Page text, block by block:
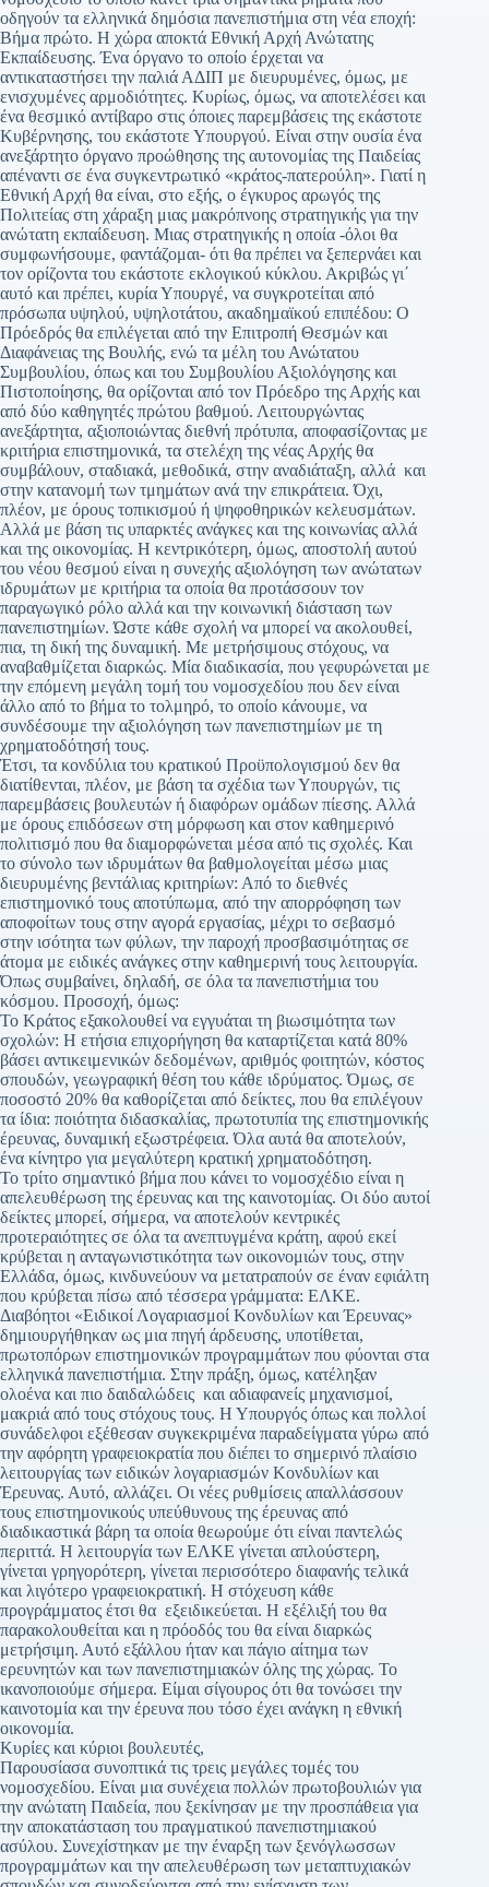
οδηγούν τα ελληνικά δημόσια πανεπιστήμια στη νέα εποχή:
Βήμα πρώτο. Η χώρα αποκτά Εθνική Αρχή Ανώτατης
Εκπαίδευσης. Ένα όργανο το οποίο έρχεται να
αντικαταστήσει την παλιά ΑΔΙΠ με διευρυμένες, όμως, με
ενισχυμένες αρμοδιότητες. Κυρίως, όμως, να αποτελέσει και
ένα θεσμικό αντίβαρο στις όποιες παρεμβάσεις της εκάστοτε
Κυβέρνησης, του εκάστοτε Υπουργού. Είναι στην ουσία ένα
ανεξάρτητο όργανο προώθησης της αυτονομίας της Παιδείας
απέναντι σε ένα συγκεντρωτικό «κράτος-πατερούλη». Γιατί η
Εθνική Αρχή θα είναι, στο εξής, ο έγκυρος αρωγός της
Πολιτείας στη χάραξη μιας μακρόπνοης στρατηγικής για την
ανώτατη εκπαίδευση. Μιας στρατηγικής η οποία -όλοι θα
συμφωνήσουμε, φαντάζομαι- ότι θα πρέπει να ξεπερνάει και
τον ορίζοντα του εκάστοτε εκλογικού κύκλου. Ακριβώς γι΄
αυτό και πρέπει, κυρία Υπουργέ, να συγκροτείται από
πρόσωπα υψηλού, υψηλοτάτου, ακαδημαϊκού επιπέδου: Ο
Πρόεδρός θα επιλέγεται από την Επιτροπή Θεσμών και
Διαφάνειας της Βουλής, ενώ τα μέλη του Ανώτατου
Συμβουλίου, όπως και του Συμβουλίου Αξιολόγησης και
Πιστοποίησης, θα ορίζονται από τον Πρόεδρο της Αρχής και
από δύο καθηγητές πρώτου βαθμού. Λειτουργώντας
ανεξάρτητα, αξιοποιώντας διεθνή πρότυπα, αποφασίζοντας με
κριτήρια επιστημονικά, τα στελέχη της νέας Αρχής θα
συμβάλουν, σταδιακά, μεθοδικά, στην αναδιάταξη, αλλά και
στην κατανομή των τμημάτων ανά την επικράτεια. Όχι,
πλέον, με όρους τοπικισμού ή ψηφοθηρικών κελευσμάτων.
Αλλά με βάση τις υπαρκτές ανάγκες και της κοινωνίας αλλά
και της οικονομίας. Η κεντρικότερη, όμως, αποστολή αυτού
του νέου θεσμού είναι η συνεχής αξιολόγηση των ανώτατων
ιδρυμάτων με κριτήρια τα οποία θα προτάσσουν τον
παραγωγικό ρόλο αλλά και την κοινωνική διάσταση των
πανεπιστημίων. Ώστε κάθε σχολή να μπορεί να ακολουθεί,
πια, τη δική της δυναμική. Με μετρήσιμους στόχους, να
αναβαθμίζεται διαρκώς. Μία διαδικασία, που γεφυρώνεται με
την επόμενη μεγάλη τομή του νομοσχεδίου που δεν είναι
άλλο από το βήμα το τολμηρό, το οποίο κάνουμε, να
συνδέσουμε την αξιολόγηση των πανεπιστημίων με τη
χρηματοδότησή τους.
Έτσι, τα κονδύλια του κρατικού Προϋπολογισμού δεν θα
διατίθενται, πλέον, με βάση τα σχέδια των Υπουργών, τις
παρεμβάσεις βουλευτών ή διαφόρων ομάδων πίεσης. Αλλά
με όρους επιδόσεων στη μόρφωση και στον καθημερινό
πολιτισμό που θα διαμορφώνεται μέσα από τις σχολές. Και
το σύνολο των ιδρυμάτων θα βαθμολογείται μέσω μιας
διευρυμένης βεντάλιας κριτηρίων: Από το διεθνές
επιστημονικό τους αποτύπωμα, από την απορρόφηση των
αποφοίτων τους στην αγορά εργασίας, μέχρι το σεβασμό
στην ισότητα των φύλων, την παροχή προσβασιμότητας σε
άτομα με ειδικές ανάγκες στην καθημερινή τους λειτουργία.
Όπως συμβαίνει, δηλαδή, σε όλα τα πανεπιστήμια του
κόσμου. Προσοχή, όμως:
Το Κράτος εξακολουθεί να εγγυάται τη βιωσιμότητα των
σχολών: H ετήσια επιχορήγηση θα καταρτίζεται κατά 80%
βάσει αντικειμενικών δεδομένων, αριθμός φοιτητών, κόστος
σπουδών, γεωγραφική θέση του κάθε ιδρύματος. Όμως, σε
ποσοστό 20% θα καθορίζεται από δείκτες, που θα επιλέγουν
τα ίδια: ποιότητα διδασκαλίας, πρωτοτυπία της επιστημονικής
έρευνας, δυναμική εξωστρέφεια. Όλα αυτά θα αποτελούν,
ένα κίνητρο για μεγαλύτερη κρατική χρηματοδότηση.
Το τρίτο σημαντικό βήμα που κάνει το νομοσχέδιο είναι η
απελευθέρωση της έρευνας και της καινοτομίας. Οι δύο αυτοί
δείκτες μπορεί, σήμερα, να αποτελούν κεντρικές
προτεραιότητες σε όλα τα ανεπτυγμένα κράτη, αφού εκεί
κρύβεται η ανταγωνιστικότητα των οικονομιών τους, στην
Ελλάδα, όμως, κινδυνεύουν να μετατραπούν σε έναν εφιάλτη
που κρύβεται πίσω από τέσσερα γράμματα: ΕΛΚΕ.
Διαβόητοι «Ειδικοί Λογαριασμοί Κονδυλίων και Έρευνας»
δημιουργήθηκαν ως μια πηγή άρδευσης, υποτίθεται,
πρωτοπόρων επιστημονικών προγραμμάτων που φύονται στα
ελληνικά πανεπιστήμια. Στην πράξη, όμως, κατέληξαν
ολοένα και πιο δαιδαλώδεις και αδιαφανείς μηχανισμοί,
μακριά από τους στόχους τους. Η Υπουργός όπως και πολλοί
συνάδελφοι εξέθεσαν συγκεκριμένα παραδείγματα γύρω από
την αφόρητη γραφειοκρατία που διέπει το σημερινό πλαίσιο
λειτουργίας των ειδικών λογαριασμών Κονδυλίων και
Έρευνας. Αυτό, αλλάζει. Οι νέες ρυθμίσεις απαλλάσσουν
τους επιστημονικούς υπεύθυνους της έρευνας από
διαδικαστικά βάρη τα οποία θεωρούμε ότι είναι παντελώς
περιττά. Η λειτουργία των ΕΛΚΕ γίνεται απλούστερη,
γίνεται γρηγορότερη, γίνεται περισσότερο διαφανής τελικά
και λιγότερο γραφειοκρατική. Η στόχευση κάθε
προγράμματος έτσι θα εξειδικεύεται. Η εξέλιξή του θα
παρακολουθείται και η πρόοδός του θα είναι διαρκώς
μετρήσιμη. Αυτό εξάλλου ήταν και πάγιο αίτημα των
ερευνητών και των πανεπιστημιακών όλης της χώρας. Το
ικανοποιούμε σήμερα. Είμαι σίγουρος ότι θα τονώσει την
καινοτομία και την έρευνα που τόσο έχει ανάγκη η εθνική
οικονομία.
Κυρίες και κύριοι βουλευτές,
Παρουσίασα συνοπτικά τις τρεις μεγάλες τομές του
νομοσχεδίου. Είναι μια συνέχεια πολλών πρωτοβουλιών για
την ανώτατη Παιδεία, που ξεκίνησαν με την προσπάθεια για
την αποκατάσταση του πραγματικού πανεπιστημιακού
ασύλου. Συνεχίστηκαν με την έναρξη των ξενόγλωσσων
προγραμμάτων και την απελευθέρωση των μεταπτυχιακών